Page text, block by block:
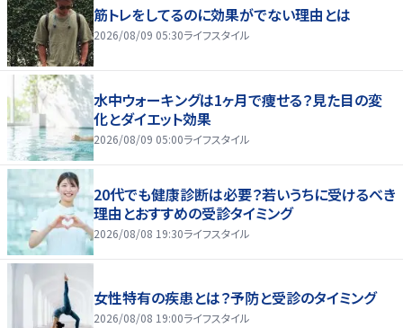
筋トレをしてるのに効果がでない理由とは
2026/08/09 05:30ライフスタイル
水中ウォーキングは1ヶ月で痩せる？見た目の変
化とダイエット効果
2026/08/09 05:00ライフスタイル
20代でも健康診断は必要？若いうちに受けるべき
理由とおすすめの受診タイミング
2026/08/08 19:30ライフスタイル
女性特有の疾患とは？予防と受診のタイミング
2026/08/08 19:00ライフスタイル